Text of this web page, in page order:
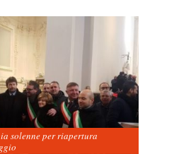
solenne per riapertura